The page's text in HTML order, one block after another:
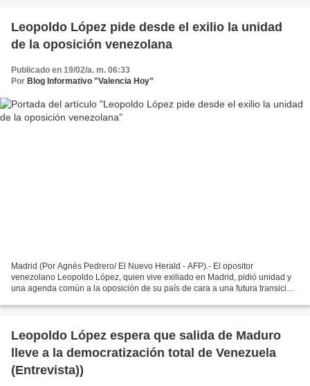
Leopoldo López pide desde el exilio la unidad
de la oposición venezolana
Publicado en 19/02/a. m. 06:33
Por Blog Informativo "Valencia Hoy"
Madrid (Por Agnés Pedrero/ El Nuevo Herald - AFP).- El opositor
venezolano Leopoldo López, quien vive exiliado en Madrid, pidió unidad y
una agenda común a la oposición de su país de cara a una futura transición
Leopoldo López espera que salida de Maduro
lleve a la democratización total de Venezuela
(Entrevista))